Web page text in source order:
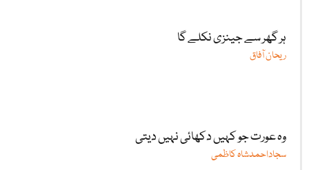
ہر گھر سے جینزی نکلے گا
ریحان آفاق
وہ عورت جو کہیں دکھائی نہیں دیتی
سجاداحمدشاہ کاظمی